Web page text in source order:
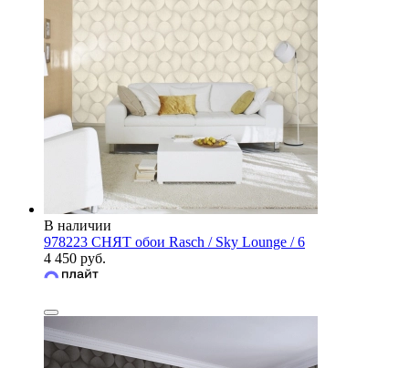
В наличии
978223 СНЯТ обои Rasch / Sky Lounge / 6
4 450 руб.